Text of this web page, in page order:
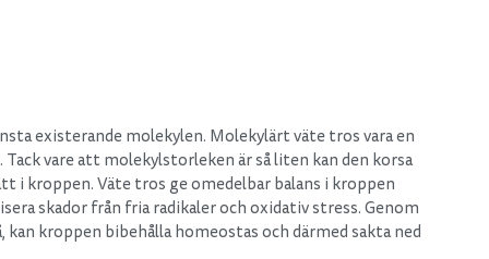
existerande molekylen. Molekylärt väte tros vara en
vare att molekylstorleken är så liten kan den korsa
i kroppen. Väte tros ge omedelbar balans i kroppen
skador från fria radikaler och oxidativ stress. Genom
kroppen bibehålla homeostas och därmed sakta ned